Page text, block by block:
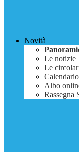
Novità
Le notizie
Le
Albo
Rassegna